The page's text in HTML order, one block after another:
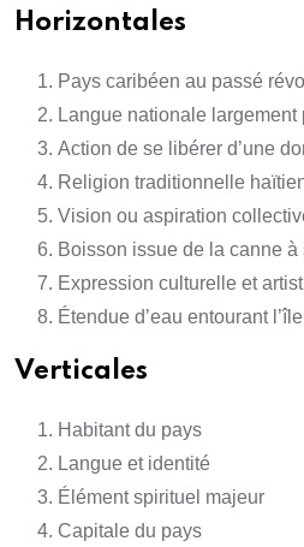
Horizontales
Pays caribéen au passé
Langue nationale largement
Action de se libérer d’une
Religion traditionnelle
Vision ou aspiration
Boisson issue de la canne à
Expression culturelle et
Étendue d’eau entourant l’île
Verticales
Habitant du pays
Langue et identité
Élément spirituel majeur
Capitale du pays